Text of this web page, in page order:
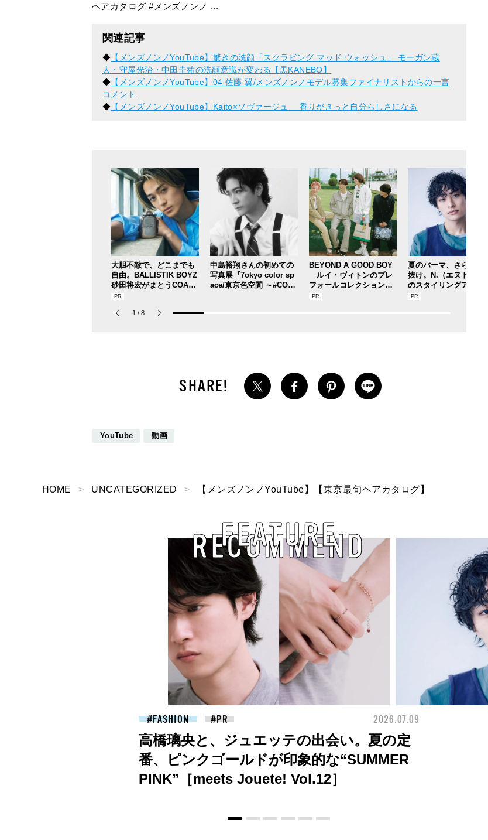
ヘアカタログ #メンズノンノ ...
関連記事
◆ 【メンズノンノYouTube】驚きの洗顔「スクラビング マッド ウォッシュ」 モーガン蔵
人・守屋光治・中田圭祐の洗顔意識が変わる【黒KANEBO】
◆ 【メンズノンノYouTube】04 佐藤 翼/メンズノンノモデル募集ファイナリストからの一言
コメント
◆ 【メンズノンノYouTube】Kaito×ソヴァージュ 香りがきっと自分らしさになる
大胆不敵で、どこまでも
自由。BALLISTIK BOYZ
砂田将宏がまとうCOACH
の新作フレグランス「コ
パルファム」
中島裕翔さんの初めての
写真展『7okyo color sp
ace/東京色空間 ～#COT7
BEYOND A GOOD BOY
ルイ・ヴィトンのプレ
フォールコレクションが
描くプレッピースタイル
夏のパーマ、さらにあか
抜け。N.（エヌドット）
のスタイリングアイテム
で作る旬ヘアのテクニッ
1 / 8
YouTube 動画
HOME UNCATEGORIZED 【メンズノンノYouTube】【東京最旬ヘアカタログ】
RECOMMEND
FEATURE
FASHION 2026.07.09
高橋璃央と、ジュエッテの出会い。夏の定
番、ピンクゴールドが印象的な“SUMMER
PINK”［meets Jouete! Vol.12］
BEAUTY